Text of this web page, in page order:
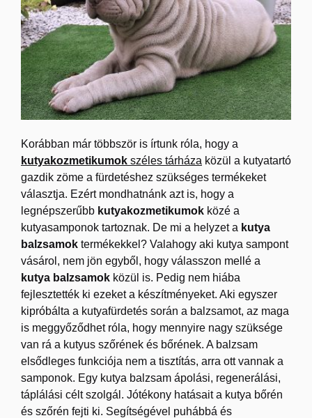
Korábban már többször is írtunk róla, hogy a
kutyakozmetikumok széles tárháza közül a kutyatartó
gazdik zöme a fürdetéshez szükséges termékeket
választja. Ezért mondhatnánk azt is, hogy a
legnépszerűbb kutyakozmetikumok közé a
kutyasamponok tartoznak. De mi a helyzet a kutya
balzsamok termékekkel? Valahogy aki kutya sampont
vásárol, nem jön egyből, hogy válasszon mellé a
kutya balzsamok közül is. Pedig nem hiába
fejlesztették ki ezeket a készítményeket. Aki egyszer
kipróbálta a kutyafürdetés során a balzsamot, az maga
is meggyőződhet róla, hogy mennyire nagy szüksége
van rá a kutyus szőrének és bőrének. A balzsam
elsődleges funkciója nem a tisztítás, arra ott vannak a
samponok. Egy kutya balzsam ápolási, regenerálási,
táplálási célt szolgál. Jótékony hatásait a kutya bőrén
és szőrén fejti ki. Segítségével puhábbá és